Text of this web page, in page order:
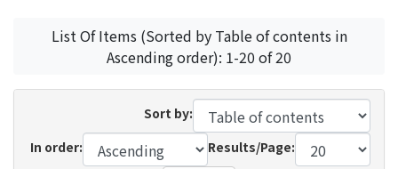
List Of Items (Sorted by Table of contents in
Ascending order): 1-20 of 20
Sort by:
In order:
Results/Page: